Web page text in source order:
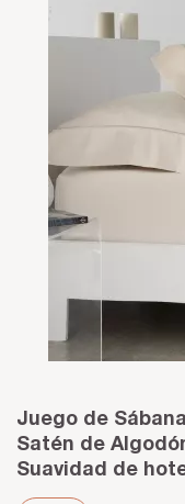
Juego de
Satén de
Suavidad de